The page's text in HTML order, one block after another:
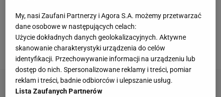
Ta luksusowa enklawa na Phuket była kiedyś
kopalnią cyny. Jak "blizna" na mapie wyspy stała
się rajem?
My, nasi Zaufani Partnerzy i Agora S.A. możemy przetwarzać
dane osobowe w następujących celach:
Użycie dokładnych danych geolokalizacyjnych. Aktywne
skanowanie charakterystyki urządzenia do celów
identyfikacji. Przechowywanie informacji na urządzeniu lub
dostęp do nich. Spersonalizowane reklamy i treści, pomiar
reklam i treści, badnie odbiorców i ulepszanie usług.
Lista Zaufanych Partnerów